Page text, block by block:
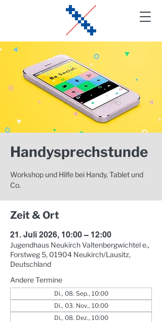
Handysprechstunde
Workshop und Hilfe bei Handy, Tablet und
Co.
Zeit & Ort
21. Juli 2026, 10:00 – 12:00
Jugendhaus Neukirch Valtenbergwichtel e.,
Forstweg 5, 01904 Neukirch/Lausitz,
Deutschland
Andere Termine
Di., 08. Sep., 10:00
Di., 03. Nov., 10:00
Di., 08. Dez., 10:00